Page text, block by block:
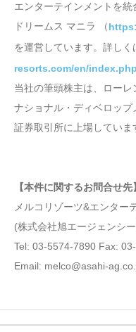
エンターテインメントを統
ドリームス マニラ （
を運営しています。詳しく
resorts.com/en/index.php
当社の筆頭株主は、ロー
ナショナル・ディベロッ
証券取引所に上場していま
【本件に関するお問合せ先】
メルコリゾーツ&エンター
(株式会社旭エージェンシ
Tel: 03-5574-7890 Fax:
Email: melco@asahi-